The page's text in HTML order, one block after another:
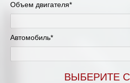
Объем двигателя*
Автомобиль*
ВЫБЕРИТЕ